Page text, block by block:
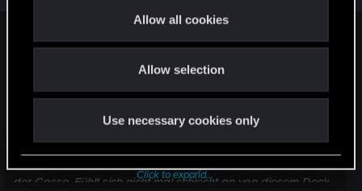
Allow all cookies
Allow selection
Use necessary cookies only
duffi85 said:
Man kann sich seinen Gegner nicht aussuchen. Aber sein
eigenes Deck, das kann man sehr wohl bestimmen.
Ansonsten sehe ich es wie Drake. Ist halt nervig, dass wenig
wieder auf ein Deck hinaus. Aber Syndikat war 15 Jahre in
der Gosse. Fühlt sich nicht mal schlecht an von diesem Deck
Click to expand...